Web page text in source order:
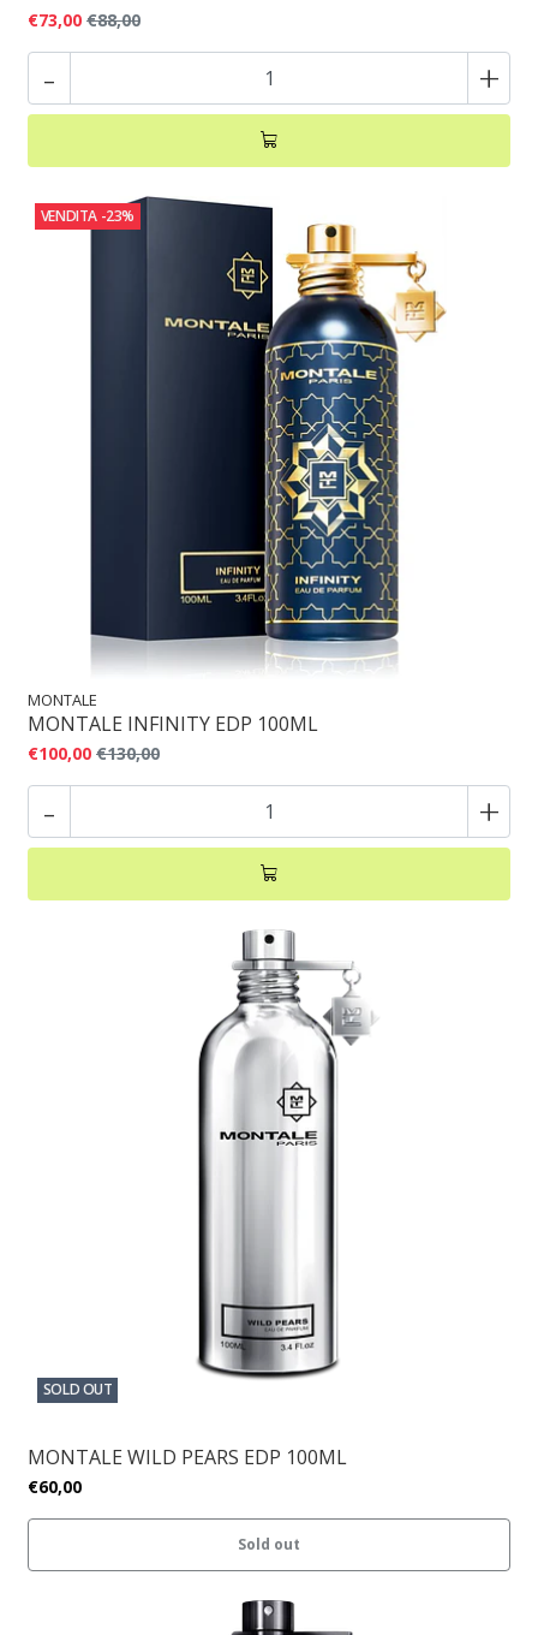
€73,00 €88,00
- +
VENDITA -23%
MONTALE
MONTALE INFINITY EDP 100ML
€100,00 €130,00
- +
SOLD OUT
MONTALE WILD PEARS EDP 100ML
€60,00
Sold out